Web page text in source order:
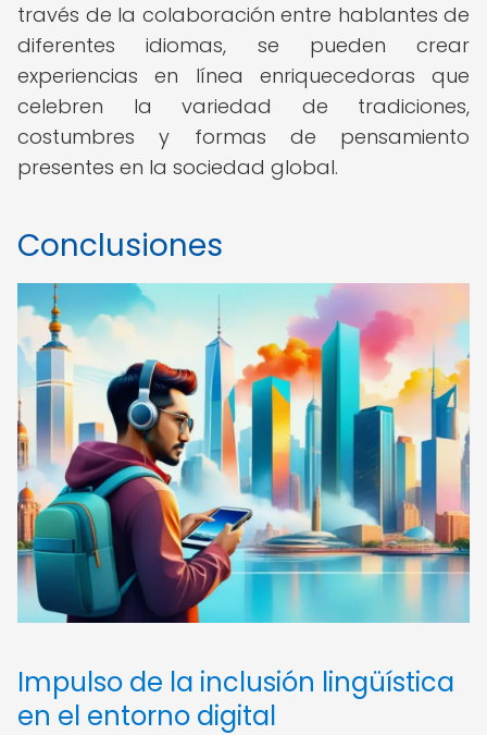
través de la colaboración entre hablantes de
diferentes idiomas, se pueden crear
experiencias en línea enriquecedoras que
celebren la variedad de tradiciones,
costumbres y formas de pensamiento
presentes en la sociedad global.
Conclusiones
Impulso de la inclusión lingüística
en el entorno digital